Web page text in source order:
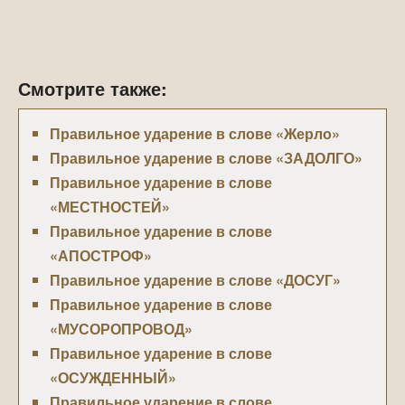
Смотрите также:
Правильное ударение в слове «Жерло»
Правильное ударение в слове «ЗАДОЛГО»
Правильное ударение в слове
«МЕСТНОСТЕЙ»
Правильное ударение в слове
«АПОСТРОФ»
Правильное ударение в слове «ДОСУГ»
Правильное ударение в слове
«МУСОРОПРОВОД»
Правильное ударение в слове
«ОСУЖДЕННЫЙ»